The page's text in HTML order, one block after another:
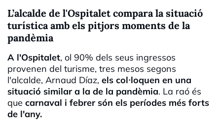
L’alcalde de l'Ospitalet compara la situació
turística amb els pitjors moments de la
pandèmia
A l'Ospitalet, ol 90% dels seus ingressos
provenen del turisme, tres mesos segons
l'alcalde, Arnaud Díaz, els col·loquen en una
situació similar a la de la pandèmia. La raó és
que carnaval i febrer són els períodes més forts
de l'any.